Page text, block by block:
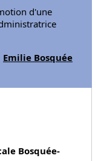
d'une
Emilie Bosquée
Bosquée-